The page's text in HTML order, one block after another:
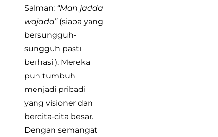
Salman: “Man jadda
wajada”(siapa yang
bersungguh-
sungguh pasti
berhasil). Mereka
pun tumbuh
menjadi pribadi
yang visioner dan
bercita-cita besar.
Dengan semangat